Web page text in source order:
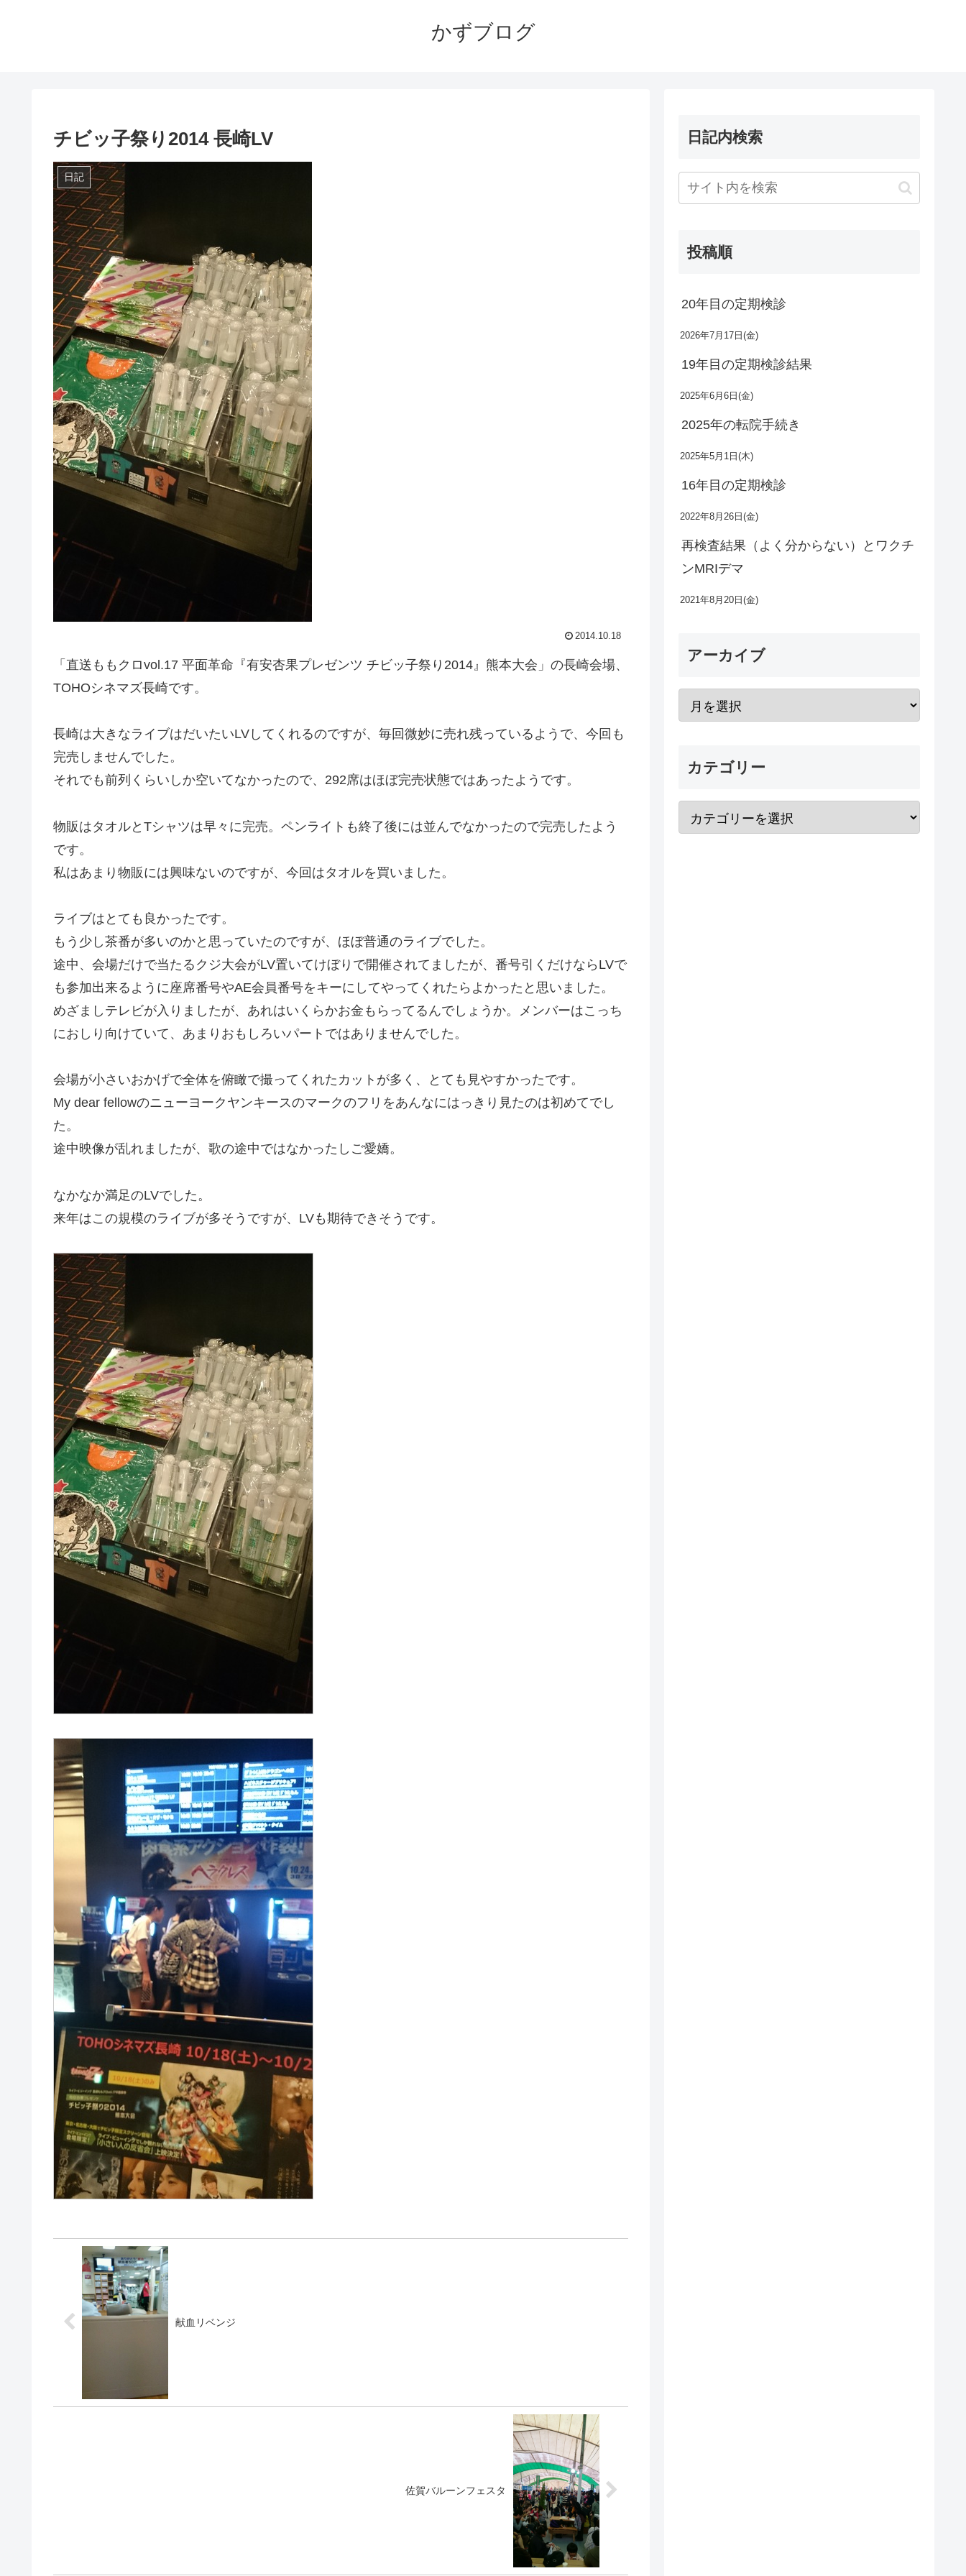
かずブログ
チビッ子祭り2014 長崎LV
日記
2014.10.18
「直送ももクロvol.17 平面革命『有安杏果プレゼンツ チビッ子祭り2014』熊本大会」の長崎会場、
TOHOシネマズ長崎です。
長崎は大きなライブはだいたいLVしてくれるのですが、毎回微妙に売れ残っているようで、今回も
完売しませんでした。
それでも前列くらいしか空いてなかったので、292席はほぼ完売状態ではあったようです。
物販はタオルとTシャツは早々に完売。ペンライトも終了後には並んでなかったので完売したよう
です。
私はあまり物販には興味ないのですが、今回はタオルを買いました。
ライブはとても良かったです。
もう少し茶番が多いのかと思っていたのですが、ほぼ普通のライブでした。
途中、会場だけで当たるクジ大会がLV置いてけぼりで開催されてましたが、番号引くだけならLVで
も参加出来るように座席番号やAE会員番号をキーにしてやってくれたらよかったと思いました。
めざましテレビが入りましたが、あれはいくらかお金もらってるんでしょうか。メンバーはこっち
におしり向けていて、あまりおもしろいパートではありませんでした。
会場が小さいおかげで全体を俯瞰で撮ってくれたカットが多く、とても見やすかったです。
My dear fellowのニューヨークヤンキースのマークのフリをあんなにはっきり見たのは初めてでし
た。
途中映像が乱れましたが、歌の途中ではなかったしご愛嬌。
なかなか満足のLVでした。
来年はこの規模のライブが多そうですが、LVも期待できそうです。
献血リベンジ
佐賀バルーンフェスタ
日記内検索
投稿順
20年目の定期検診
2026年7月17日(金)
19年目の定期検診結果
2025年6月6日(金)
2025年の転院手続き
2025年5月1日(木)
16年目の定期検診
2022年8月26日(金)
再検査結果（よく分からない）とワクチ
ンMRIデマ
2021年8月20日(金)
アーカイブ
カテゴリー